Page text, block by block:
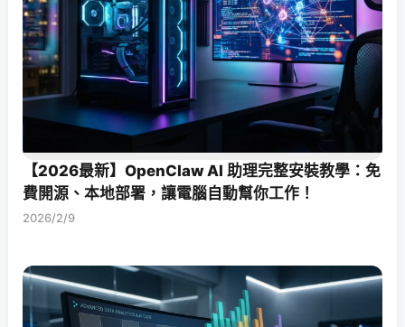
【2026最新】OpenClaw AI 助理完整安裝教學：免
費開源、本地部署，讓電腦自動幫你工作！
2026/2/9